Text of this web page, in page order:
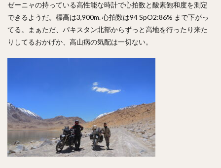
ゼーニャの持っている高性能な時計で心拍数と酸素飽和度を測定
できるようだ。標高は3,900m. 心拍数は94 SpO2:86% まで下がっ
てる。まぁただ、パキスタン北部からずっと高地を行ったり来た
りしてるおかげか、高山病の気配は一切ない。